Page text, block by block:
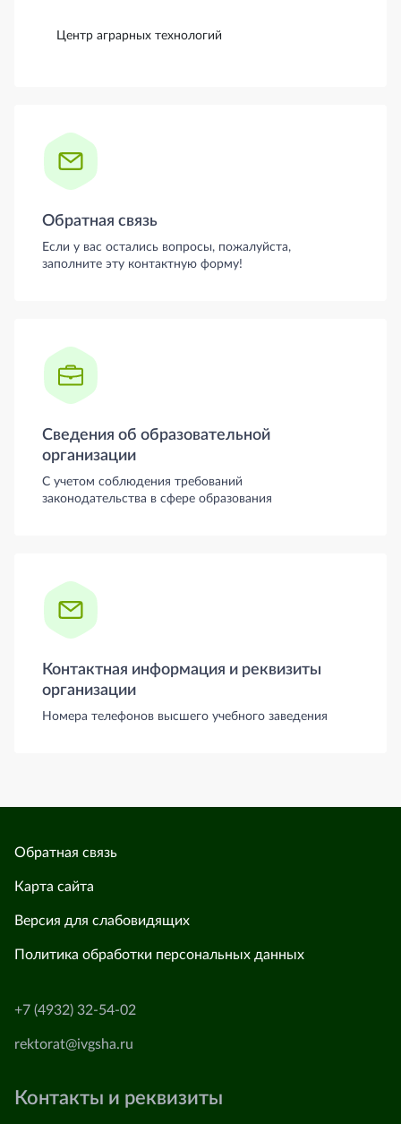
Центр аграрных технологий
Обратная связь
Если у вас остались вопросы, пожалуйста,
заполните эту контактную форму!
Сведения об образовательной
организации
С учетом соблюдения требований
законодательства в сфере образования
Контактная информация и реквизиты
организации
Номера телефонов высшего учебного заведения
Обратная связь
Карта сайта
Версия для слабовидящих
Политика обработки персональных данных
+7 (4932) 32-54-02
rektorat@ivgsha.ru
Контакты и реквизиты